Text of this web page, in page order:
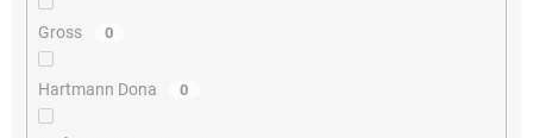
Gross 0
Hartmann Dona 0